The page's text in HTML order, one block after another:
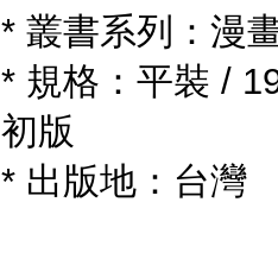
* 叢書系列：漫
* 規格：平裝 /
初版
* 出版地：台灣